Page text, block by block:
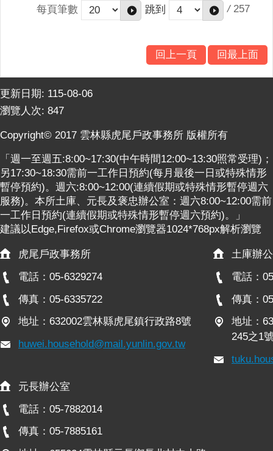
每頁筆數 跳到 / 257
回上一頁 回最上面
更新日期: 115-08-06
瀏覽人次: 847
Copyright© 2017 雲林縣虎尾戶政事務所 版權所有
「週一至週五:8:00~17:30(中午時間12:00~13:30照常受理)；
另17:30~18:30需前一工作日預約(每月最後一日或特殊情形
暫停預約)。週六:8:00~12:00(連續假期或特殊情形暫停週六
服務)。本所土庫、元長及褒忠辦公室：週六8:00~12:00需前
一工作日預約(連續假期或特殊情形暫停週六預約)。」
建議以Edge,Firefox或Chrome瀏覽器1024*768px解析瀏覽
虎尾戶政事務所
電話：05-6329274
傳真：05-6335722
地址：632002雲林縣虎尾鎮行政路8號
huwei.household@mail.yunlin.gov.tw
土庫辦
電話：
傳真：
地址：
245之1
元長辦公室
電話：05-7882014
傳真：05-7885161